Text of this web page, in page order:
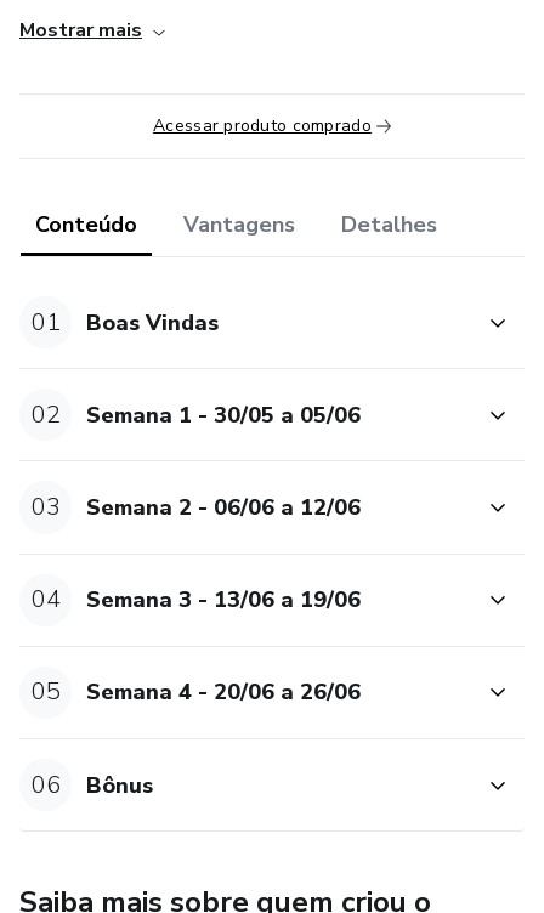
4 Geração: 16 Tataravós
20 Geração: 1.048.576 Icos-avós
Avós)
Você se permite viver a prática de receber a sua
infinitas possibilidades que ela oferece?
Mostrar mais
Acessar produto comprado
Conteúdo Vantagens Detalhes
01 Boas Vindas
02 Semana 1 - 30/05 a 05/06
03 Semana 2 - 06/06 a 12/06
04 Semana 3 - 13/06 a 19/06
05 Semana 4 - 20/06 a 26/06
06 Bônus
Saiba mais sobre quem criou o